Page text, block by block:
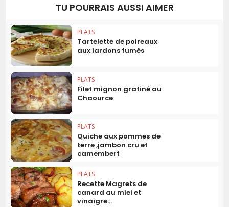
TU POURRAIS AUSSI AIMER
PLATS
Tartelette de poireaux
aux lardons fumés
PLATS
Filet mignon gratiné au
Chaource
PLATS
Quiche aux pommes de
terre ,jambon cru et
camembert
PLATS
Recette Magrets de
canard au miel et
vinaigre...